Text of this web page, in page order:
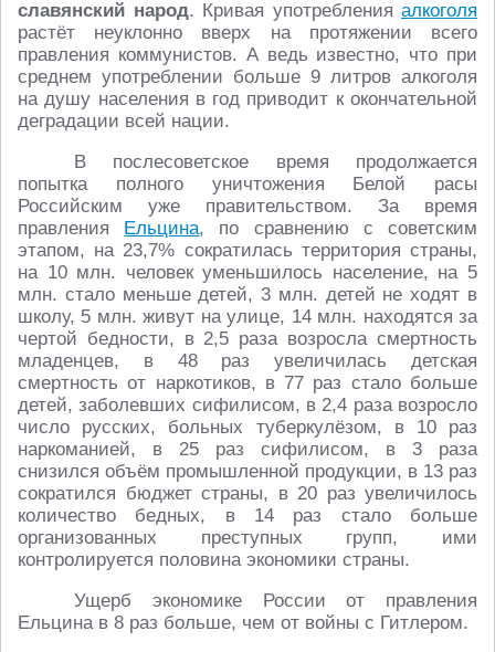
славянский народ. Кривая употребления алкоголя
растёт неуклонно вверх на протяжении всего
правления коммунистов. А ведь известно, что при
среднем употреблении больше 9 литров алкоголя
на душу населения в год приводит к окончательной
деградации всей нации.
В послесоветское время продолжается
попытка полного уничтожения Белой расы
Российским уже правительством. За время
правления Ельцина, по сравнению с советским
этапом, на 23,7% сократилась территория страны,
на 10 млн. человек уменьшилось население, на 5
млн. стало меньше детей, 3 млн. детей не ходят в
школу, 5 млн. живут на улице, 14 млн. находятся за
чертой бедности, в 2,5 раза возросла смертность
младенцев, в 48 раз увеличилась детская
смертность от наркотиков, в 77 раз стало больше
детей, заболевших сифилисом, в 2,4 раза возросло
число русских, больных туберкулёзом, в 10 раз
наркоманией, в 25 раз сифилисом, в 3 раза
снизился объём промышленной продукции, в 13 раз
сократился бюджет страны, в 20 раз увеличилось
количество бедных, в 14 раз стало больше
организованных преступных групп, ими
контролируется половина экономики страны.
Ущерб экономике России от правления
Ельцина в 8 раз больше, чем от войны с Гитлером.